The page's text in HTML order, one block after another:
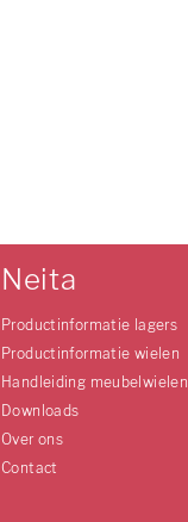
Neita
Productinformatie lagers
Productinformatie wielen
Handleiding meubelwielen
Downloads
Over ons
Contact